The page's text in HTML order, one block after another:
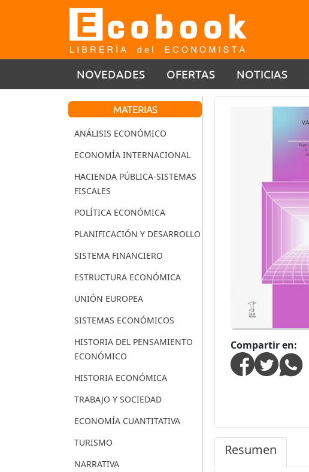
NOVEDADES OFERTAS NOTICIAS
MATERIAS
ANÁLISIS ECONÓMICO
ECONOMÍA INTERNACIONAL
HACIENDA PÚBLICA-SISTEMAS
FISCALES
POLÍTICA ECONÓMICA
PLANIFICACIÓN Y DESARROLLO
SISTEMA FINANCIERO
ESTRUCTURA ECONÓMICA
UNIÓN EUROPEA
SISTEMAS ECONÓMICOS
HISTORIA DEL PENSAMIENTO
ECONÓMICO
HISTORIA ECONÓMICA
TRABAJO Y SOCIEDAD
ECONOMÍA CUANTITATIVA
TURISMO
NARRATIVA
Compartir en:
Resumen